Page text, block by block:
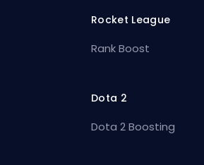
Rocket League
Rank Boost
Dota 2
Dota 2 Boosting